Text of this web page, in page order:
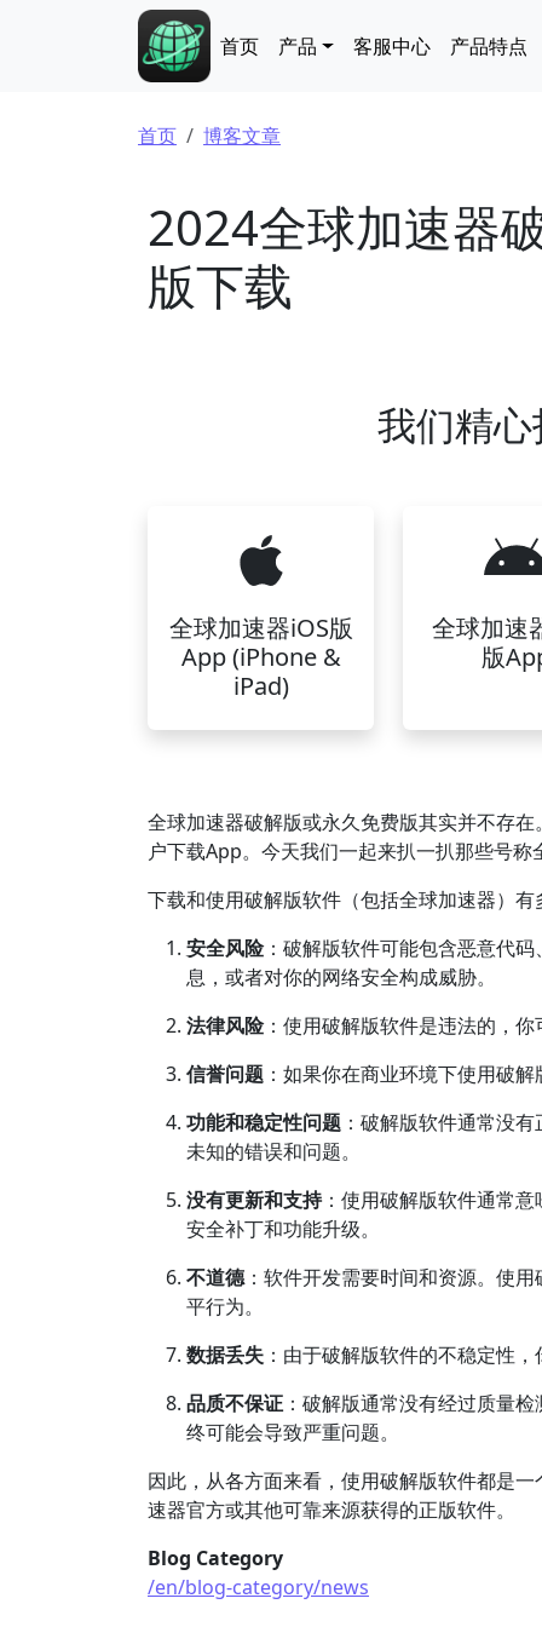
Main navigation
首页 产品 客服中心 产品特点
面包屑
首页 博客文章
2024全球加速器
版下载
我们精
全球加速器iOS版
App (iPhone &
iPad)
全球加速
版
全球加速器破解版或永久免费版其实并不存
户下载App。今天我们一起来扒一扒那些号
下载和使用破解版软件（包括全球加速器）
安全风险：破解版软件可能包含恶意代
息，或者对你的网络安全构成威胁。
法律风险：使用破解版软件是违法的，
信誉问题 ：如果你在商业环境下使用破
功能和稳定性问题 ：破解版软件通常没
未知的错误和问题。
没有更新和支持：使用破解版软件通常
安全补丁和功能升级。
不道德：软件开发需要时间和资源。使
平行为。
数据丢失 ：由于破解版软件的不稳定性
品质不保证 ：破解版通常没有经过质量
终可能会导致严重问题。
因此，从各方面来看，使用破解版软件都是
速器官方或其他可靠来源获得的正版软件。
Blog Category
/en/blog-category/news